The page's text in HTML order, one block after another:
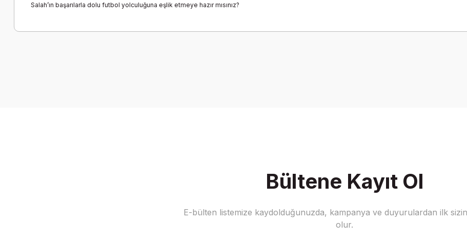
Salah’ın başarılarla dolu futbol yolculuğuna eşlik etmeye hazır mısınız?
Gönder
Bültene Kayıt Ol
E-bülten listemize kaydolduğunuzda, kampanya ve duyurulardan ilk
olur.